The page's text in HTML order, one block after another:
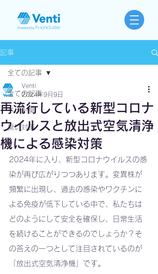
記事
全ての記事
ペット臭
臭い対策
全ての記事
再流行している新型コロナ
ウイルスと放出式空気清浄
機による感染対策
Venti
2024年9月9日
2024年に入り、新型コロナウイルスの感
染が再び広がりつつあります。変異株が
頻繁に出現し、過去の感染やワクチンに
よる免疫が低下している中で、私たちは
どのようにして安全を確保し、日常生活
を続けることができるのでしょうか？そ
の答えの一つとして注目されているのが
「放出式空気清浄機」です。